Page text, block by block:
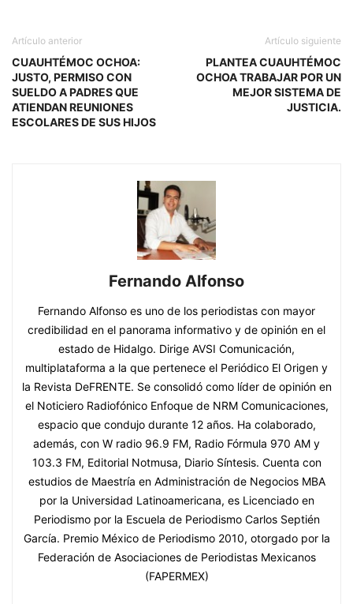
Artículo anterior
CUAUHTÉMOC OCHOA:
JUSTO, PERMISO CON
SUELDO A PADRES QUE
ATIENDAN REUNIONES
ESCOLARES DE SUS HIJOS
Artículo siguiente
PLANTEA CUAUHTÉMOC
OCHOA TRABAJAR POR UN
MEJOR SISTEMA DE
JUSTICIA.
Fernando Alfonso
Fernando Alfonso es uno de los periodistas con mayor
credibilidad en el panorama informativo y de opinión en el
estado de Hidalgo. Dirige AVSI Comunicación,
multiplataforma a la que pertenece el Periódico El Origen y
la Revista DeFRENTE. Se consolidó como líder de opinión en
el Noticiero Radiofónico Enfoque de NRM Comunicaciones,
espacio que condujo durante 12 años. Ha colaborado,
además, con W radio 96.9 FM, Radio Fórmula 970 AM y
103.3 FM, Editorial Notmusa, Diario Síntesis. Cuenta con
estudios de Maestría en Administración de Negocios MBA
por la Universidad Latinoamericana, es Licenciado en
Periodismo por la Escuela de Periodismo Carlos Septién
García. Premio México de Periodismo 2010, otorgado por la
Federación de Asociaciones de Periodistas Mexicanos
(FAPERMEX)